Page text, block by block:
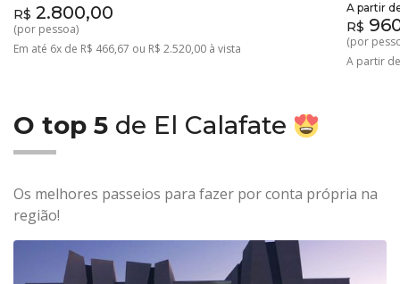
R$ 2.800,00
(por pessoa)
Em até 6x de R$ 466,67 ou R$ 2.520,00 à vista
A partir
R$
(por
A partir
O top 5 de El Calafate
Os melhores passeios para fazer por conta própria na
região!